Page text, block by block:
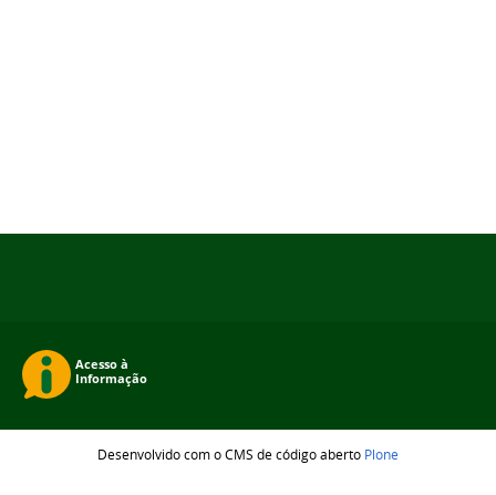
Desenvolvido com o CMS de código aberto Plone